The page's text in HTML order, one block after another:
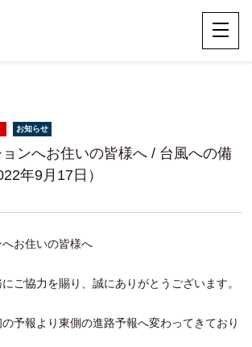
お知らせ
ンへお住いの皆様へ / 台風への備
年9月17日）
お住いの皆様へ
ご協力を賜り、誠にありがとうございます。
予報より東側の進路予報へ変わってきており